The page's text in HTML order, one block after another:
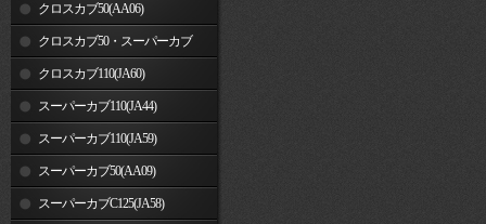
クロスカブ50(AA06)
クロスカブ50・スーパーカブ
50(AA09)/110(JA44)
クロスカブ110(JA60)
スーパーカブ110(JA44)
スーパーカブ110(JA59)
スーパーカブ50(AA09)
スーパーカブC125(JA58)